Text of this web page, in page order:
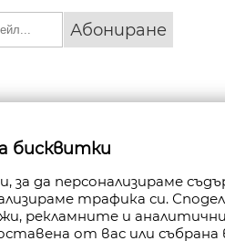
Абониране
FANPOINT. ВСИЧКИ
бисквитки
за да персонализираме
трафика си.
рекламните и
от вас или